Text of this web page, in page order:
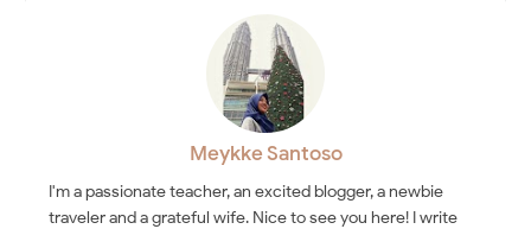
Meykke Santoso
I'm a passionate teacher, an excited blogger, a newbie
traveler and a grateful wife. Nice to see you here! I write